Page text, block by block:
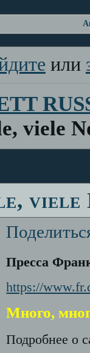
или
viele
Пресса
https://
Много,
Подробнее о